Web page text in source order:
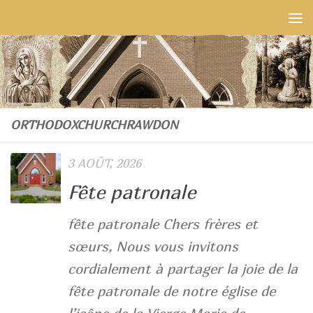
ORTHODOXCHURCHRAWDON
3 AOÛT, 2026
Fête patronale
fête patronale Chers frères et
sœurs, Nous vous invitons
cordialement à partager la joie de la
fête patronale de notre église de